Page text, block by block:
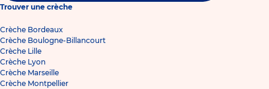
Trouver une crèche
Crèche Bordeaux
Crèche Boulogne-Billancourt
Crèche Lille
Crèche Lyon
Crèche Marseille
Crèche Montpellier